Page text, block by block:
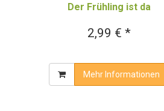
Der Frühling ist da
2,99 € *
Mehr Informationen